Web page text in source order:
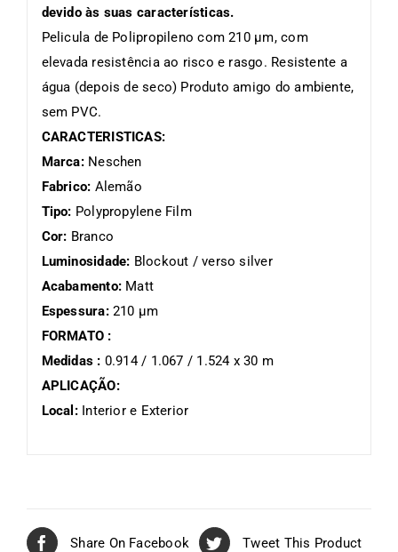
devido às suas características.
Pelicula de Polipropileno com 210 µm, com
elevada resistência ao risco e rasgo. Resistente a
água (depois de seco) Produto amigo do ambiente,
sem PVC.
CARACTERISTICAS:
Marca: Neschen
Fabrico: Alemão
Tipo: Polypropylene Film
Cor: Branco
Luminosidade: Blockout / verso silver
Acabamento: Matt
Espessura: 210 µm
FORMATO :
Medidas : 0.914 / 1.067 / 1.524 x 30 m
APLICAÇÃO:
Local: Interior e Exterior
Share On Facebook Tweet This Product